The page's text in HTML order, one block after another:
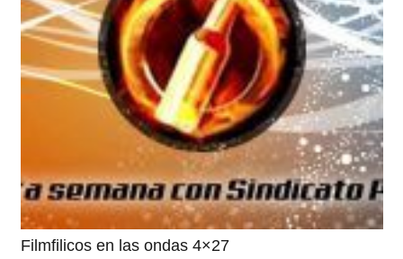
Filmfilicos en las ondas 4×27